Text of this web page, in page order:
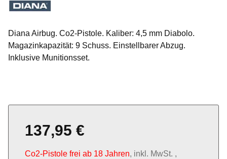
Diana Airbug. Co2-Pistole. Kaliber: 4,5 mm Diabolo.
Magazinkapazität: 9 Schuss. Einstellbarer Abzug.
Inklusive Munitionsset.
137,95 €
Co2-Pistole frei ab 18 Jahren, inkl. MwSt. ,